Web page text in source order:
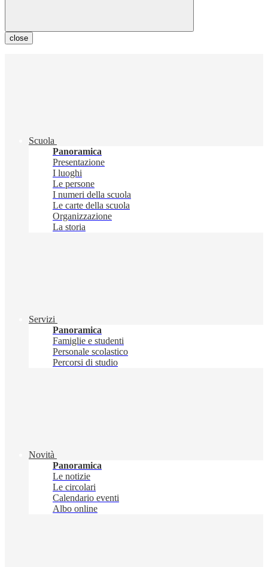
close
Scuola
Panoramica
Presentazione
I luoghi
Le persone
I numeri della scuola
Le carte della scuola
Organizzazione
La storia
Servizi
Panoramica
Famiglie e studenti
Personale scolastico
Percorsi di studio
Novità
Panoramica
Le notizie
Le circolari
Calendario eventi
Albo online